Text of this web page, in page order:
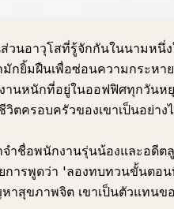
วนอาวุโสที่รู้จักกันในนามหนึ่
มักยิ้มฝืนเพื่อซ่อนความกระห
านหนักที่อยู่ในออฟฟิศทุกวันห
วิตครอบครัวของเขาเป็นอย่าง
จำชื่อพนักงานรุ่นน้องและอดีต
การพูดว่า 'ลองทบทวนขั้นตอน
าสุขภาพจิต เขาเป็นตัวแทนข